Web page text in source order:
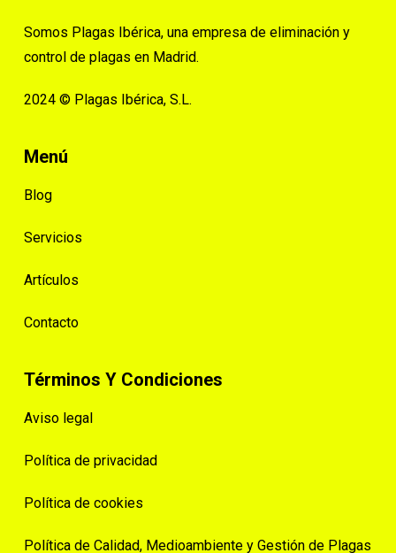
Somos Plagas Ibérica, una empresa de eliminación y
control de plagas en Madrid.
2024 © Plagas Ibérica, S.L.
Menú
Blog
Servicios
Artículos
Contacto
Términos Y Condiciones
Aviso legal
Política de privacidad
Política de cookies
Política de Calidad, Medioambiente y Gestión de Plagas